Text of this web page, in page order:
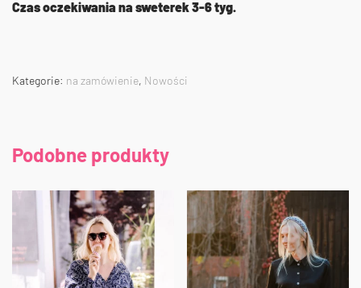
Czas oczekiwania na sweterek 3-6 tyg.
Kategorie: na zamówienie, Nowości
Podobne produkty